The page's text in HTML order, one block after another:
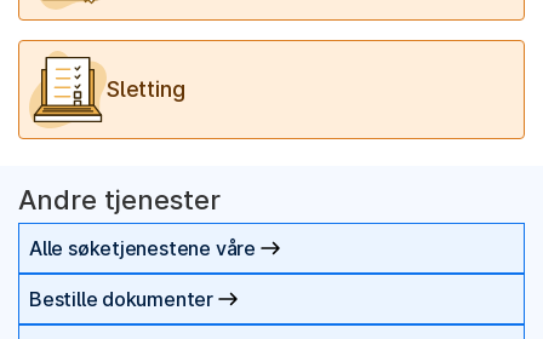
Sletting
Andre tjenester
Alle søketjenestene våre
Bestille dokumenter